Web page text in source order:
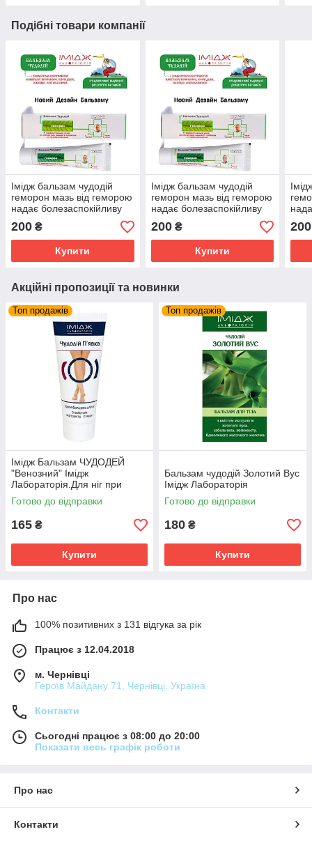
Подібні товари компанії
Імідж бальзам чудодій
геморон мазь від геморою
надає болезаспокійливу
дію при лікуванні геморою
200 ₴
Купити
Імідж бальзам чудодій
геморон мазь від геморою
надає болезаспокійливу
дію при лікуванні геморою
200₴
Купити
дію
200
Акційні пропозиції та новинки
Топ продажів
Імідж Бальзам ЧУДОДЕЙ
"Венозний" Імідж
Лабораторія.Для ніг при
венозній недостатності.
Готово до відправки
165 ₴
Купити
Топ продажів
Бальзам чудодій Золотий Вус
Імідж Лабораторія
Готово до відправки
180 ₴
Купити
Про нас
100% позитивних з 131 відгука за рік
Працює з 12.04.2018
м. Чернівці
Героїв Майдану 71, Чернівці, Україна
Контакти
Сьогодні працює з 08:00 до 20:00
Показати весь графік роботи
Про нас
Контакти